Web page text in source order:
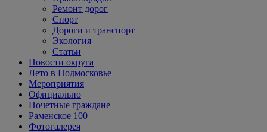
Ремонт дорог
Спорт
Дороги и транспорт
Экология
Статьи
Новости округа
Лето в Подмосковье
Мероприятия
Официально
Почетные граждане
Раменское 100
Фотогалерея